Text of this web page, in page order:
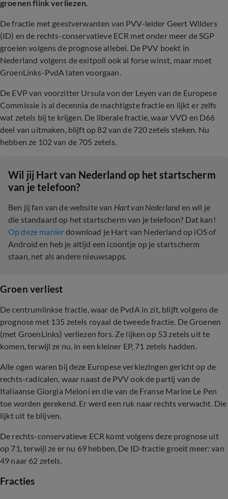
groenen flink verliezen.
De fractie met geestverwanten van PVV-leider Geert Wilders
(ID) en de rechts-conservatieve ECR met onder meer de SGP
groeien volgens de prognose allebei. De PVV boekt in
Nederland volgens de exitpoll ook al forse winst, maar moet
GroenLinks-PvdA laten voorgaan.
De EVP van voorzitter Ursula von der Leyen van de Europese
Commissie is al decennia de machtigste fractie en lijkt er zelfs
wat zetels bij te krijgen. De liberale fractie, waar VVD en D66
deel van uitmaken, blijft op 82 van de 720 zetels steken. Nu
hebben ze 102 van de 705 zetels.
Wil jij Hart van Nederland op het startscherm
van je telefoon?
Ben jij fan van de website van Hart van Nederland en wil je
die standaard op het startscherm van je telefoon? Dat kan!
Op deze manierdownload je Hart van Nederland op iOS of
Android en heb je altijd een icoontje op je startscherm
staan, net als andere nieuwsapps.
Groen verliest
De centrumlinkse fractie, waar de PvdA in zit, blijft volgens de
prognose met 135 zetels royaal de tweede fractie. De Groenen
(met GroenLinks) verliezen fors. Ze lijken op 53 zetels uit te
komen, terwijl ze nu, in een kleiner EP, 71 zetels hadden.
Alle ogen waren bij deze Europese verkiezingen gericht op de
rechts-radicalen, waar naast de PVV ook de partij van de
Italiaanse Giorgia Meloni en die van de Franse Marine Le Pen
toe worden gerekend. Er werd een ruk naar rechts verwacht. Die
lijkt uit te blijven.
De rechts-conservatieve ECR komt volgens deze prognose uit
op 71, terwijl ze er nu 69 hebben. De ID-fractie groeit meer: van
49 naar 62 zetels.
Fracties